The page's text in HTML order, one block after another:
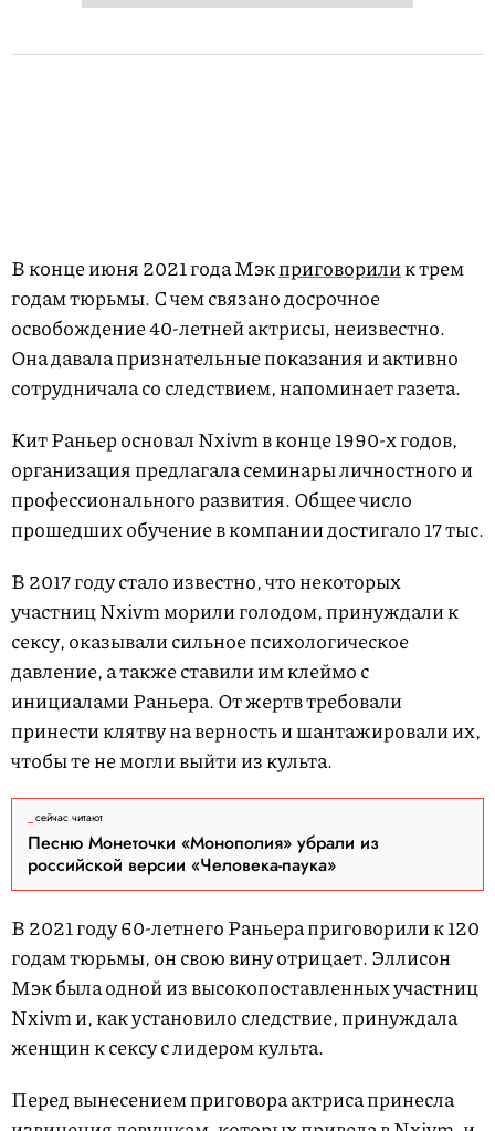
В конце июня 2021 года Мэкприговорилик трем
годам тюрьмы. С чем связано досрочное
освобождение 40-летней актрисы, неизвестно.
Она давала признательные показания и активно
сотрудничала со следствием, напоминает газета.
Кит Раньер основал Nxivm в конце 1990-х годов,
организация предлагала семинары личностного и
профессионального развития. Общее число
прошедших обучение в компании достигало 17 тыс.
В 2017 году стало известно, что некоторых
участниц Nxivm морили голодом, принуждали к
сексу, оказывали сильное психологическое
давление, а также ставили им клеймо с
инициалами Раньера. От жертв требовали
принести клятву на верность и шантажировали их,
чтобы те не могли выйти из культа.
сейчас читают
Песню Монеточки «Монополия» убрали из
российской версии «Человека-паука»
В 2021 году 60-летнего Раньера приговорили к 120
годам тюрьмы, он свою вину отрицает. Эллисон
Мэк была одной из высокопоставленных участниц
Nxivm и, как установило следствие, принуждала
женщин к сексу с лидером культа.
Перед вынесением приговора актриса принесла